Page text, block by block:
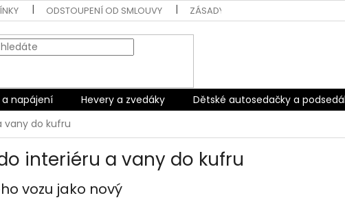
ODSTOUPENÍ OD SMLOUVY ZÁSADY OCHRANY OSOBNÍCH ÚDAJŮ
napájení Hevery a zvedáky Dětské autosedačky a
vany do kufru
interiéru a vany do kufru
vozu jako nový